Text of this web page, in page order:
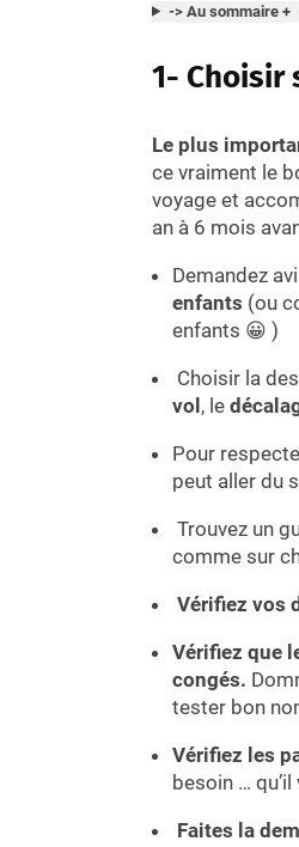
-> Au sommaire +
1- Choisir
Le plus
ce vraiment le
voyage et
an à 6 mois
Demandez
enfants (ou
enfants 😀 )
Choisir la
vol, le
Pour
peut aller du
Trouvez un
comme sur
Vérifiez vos
Vérifiez que
congés.
tester bon
Vérifiez les
besoin …
Faites la